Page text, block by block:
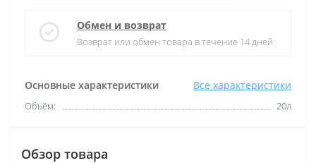
Основные характеристики Все характеристики
Объём: 20л
Обмен и возврат
Возврат или обмен товара в течение 14 дней
Обзор товара